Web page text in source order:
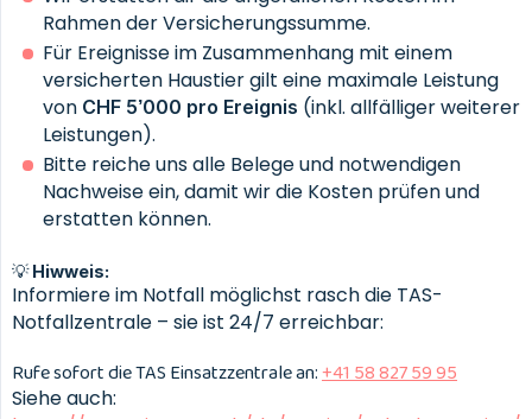
Rahmen der Versicherungssumme.
Für Ereignisse im Zusammenhang mit einem
versicherten Haustier gilt eine maximale Leistung
von CHF 5’000 pro Ereignis (inkl. allfälliger weiterer
Leistungen).
Bitte reiche uns alle Belege und notwendigen
Nachweise ein, damit wir die Kosten prüfen und
erstatten können.
💡 Hiwweis:
Informiere im Notfall möglichst rasch die TAS-
Notfallzentrale – sie ist 24/7 erreichbar:
Rufe sofort die TAS Einsatzzentrale an:+41 58 827 59 95
Siehe auch: